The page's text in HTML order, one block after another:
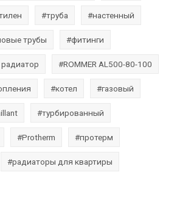
#труба #настенный
трубы #фитинги
#ROMMER AL500-80-100
#котел #газовый
#турбированный
#Protherm #протерм
#радиаторы для квартиры